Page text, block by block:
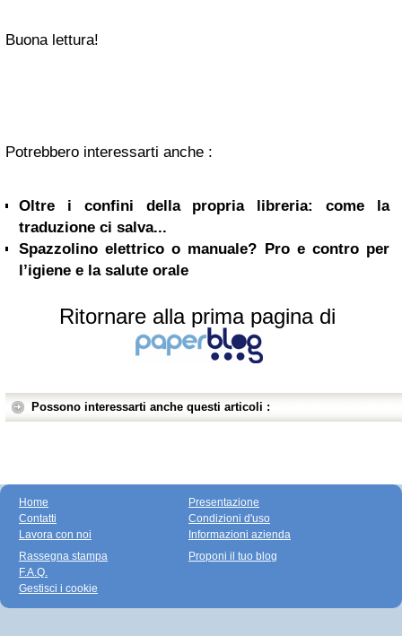
Buona lettura!
Potrebbero interessarti anche :
Oltre i confini della propria libreria: come la
traduzione ci salva...
Spazzolino elettrico o manuale? Pro e contro per
l’igiene e la salute orale
Ritornare alla prima pagina di
Possono interessarti anche questi articoli :
Home
Contatti
Lavora con noi
Presentazione
Condizioni d'uso
Informazioni azienda
Rassegna stampa
F.A.Q.
Gestisci i cookie
Proponi il tuo blog